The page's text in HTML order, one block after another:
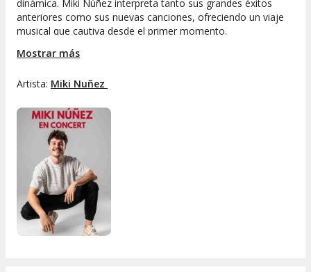
dinámica. Miki Núñez interpreta tanto sus grandes éxitos
anteriores como sus nuevas canciones, ofreciendo un viaje
musical que cautiva desde el primer momento.
Este 2026, el artista de
puesta en escena potente, combinando sus éxitos más
uno de los artistas más potentes de la escena musical
catalana.
Mostrar más
Artista: Miki Nuñez